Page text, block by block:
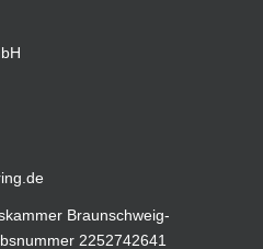
Braunschweig-
2252742641